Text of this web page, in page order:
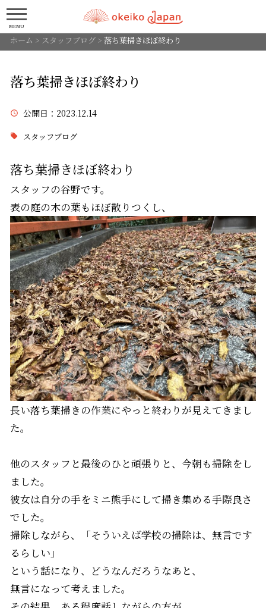
MENU
ホーム > スタッフブログ> 落ち葉掃きほぼ終わり
落ち葉掃きほぼ終わり
公開日 ：2023.12.14
スタッフブログ
落ち葉掃きほぼ終わり
スタッフの谷野です。
表の庭の木の葉もほぼ散りつくし、
長い落ち葉掃きの作業にやっと終わりが見えてきまし
た。
他のスタッフと最後のひと頑張りと、今朝も掃除をし
ました。
彼女は自分の手をミニ熊手にして掃き集める手際良さ
でした。
掃除しながら、「そういえば学校の掃除は、無言です
るらしい」
という話になり、どうなんだろうなあと、
無言になって考えました。